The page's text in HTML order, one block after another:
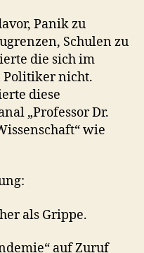
Panik zu
Schulen zu
die sich im
Politiker nicht.
diese
„Professor Dr.
wie
als Grippe.
auf Zuruf